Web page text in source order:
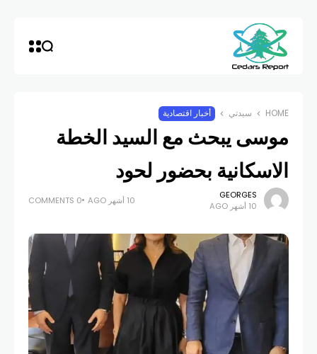
HOME سيدتي أخبار اقتصادية
موسى يبحث مع السيد الخطة
الاسكانية بحضور لحود
GEORGES
10 أشهر AGO
10 أشهر AGO 0 COMMENTS